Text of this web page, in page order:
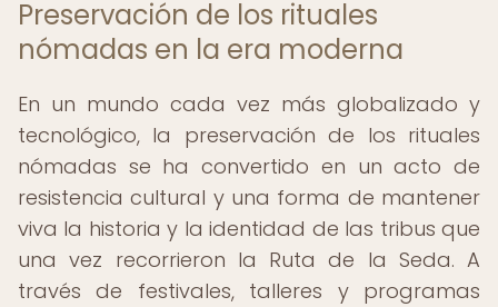
Preservación de los rituales
nómadas en la era moderna
En un mundo cada vez más globalizado y
tecnológico, la preservación de los rituales
nómadas se ha convertido en un acto de
resistencia cultural y una forma de mantener
viva la historia y la identidad de las tribus que
una vez recorrieron la Ruta de la Seda. A
través de festivales, talleres y programas